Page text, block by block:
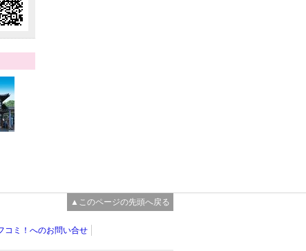
▲このページの先頭へ戻る
コミ！へのお問い合せ